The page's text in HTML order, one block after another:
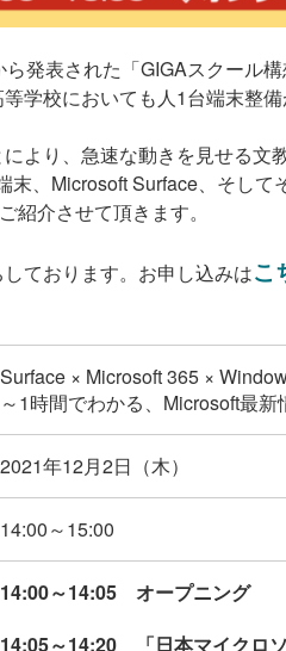
発表された「GIGAスクール
学校においても人1台端末整備
より、急速な動きを見せる
末、Microsoft Surface、そし
紹介させて頂きます。
ております。お申し込みはこ
Surface × Microsoft 365 ×
～1時間でわかる、Microsoft最
2021年12月2日（木）
14:00～15:00
14:00～14:05 オープニング
14:05～14:20 「日本マイクロ